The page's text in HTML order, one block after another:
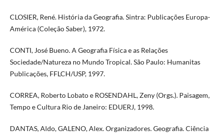
CLOSIER, René. História da Geografia. Sintra: Publicações Europa-
América (Coleção Saber), 1972.
CONTI, José Bueno. A Geografia Física e as Relações
Sociedade/Natureza no Mundo Tropical. São Paulo: Humanitas
Publicações, FFLCH/USP, 1997.
CORREA, Roberto Lobato e ROSENDAHL, Zeny (Orgs.). Paisagem,
Tempo e Cultura Rio de Janeiro: EDUERJ, 1998.
DANTAS, Aldo, GALENO, Alex. Organizadores. Geografia. Ciência